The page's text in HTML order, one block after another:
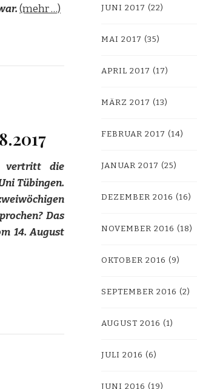
(mehr …)
vertritt die
Tübingen.
Das
14. August
JUNI 2017 (22)
MAI 2017 (35)
APRIL 2017 (17)
MÄRZ 2017 (13)
FEBRUAR 2017 (14)
JANUAR 2017 (25)
DEZEMBER 2016 (16)
NOVEMBER 2016 (18)
OKTOBER 2016 (9)
SEPTEMBER 2016 (2)
AUGUST 2016 (1)
JULI 2016 (6)
JUNI 2016 (19)